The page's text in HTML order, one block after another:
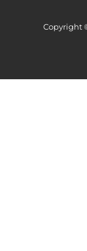
Copyright